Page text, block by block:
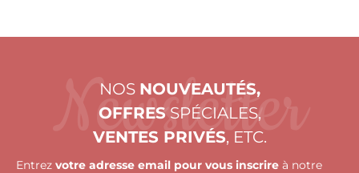
NOS NOUVEAUTÉS,
OFFRESSPÉCIALES,
VENTES PRIVÉS, ETC.
Newsletter
Entrez votre adresse email pour vous inscrire à notre